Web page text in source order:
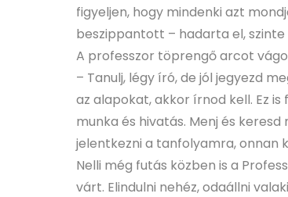
figyeljen, hogy mindenki azt
beszippantott – hadarta el,
A professzor töprengő arcot
– Tanulj, légy író, de jól jegyezd
az alapokat, akkor írnod kell. Ez
munka és hivatás. Menj és
jelentkezni a tanfolyamra, onnan
Nelli még futás közben is a
várt. Elindulni nehéz, odaállni